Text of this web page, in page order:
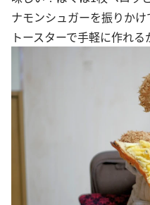
ナモンシュガーを振りか
トースターで手軽に作れ